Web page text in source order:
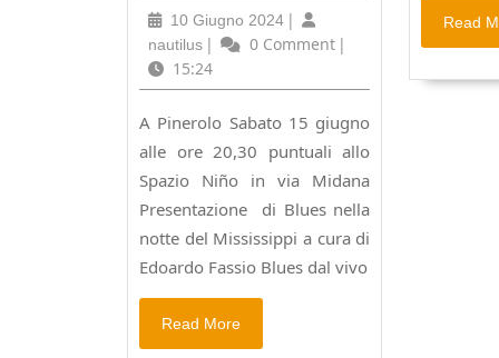
presentazione
BLUES
NELLA
DEL
MISSISSIPPI
10 Giugno 2024 10
Giugno
|
nautilus nautilus
| 0 Comment |
15:24
A Pinerolo Sabato 15 giugno
alle ore 20,30 puntuali allo
Spazio Niño in via Midana
Presentazione di Blues nella
notte del Mississippi a cura di
Edoardo Fassio Blues dal vivo
Read More
Read